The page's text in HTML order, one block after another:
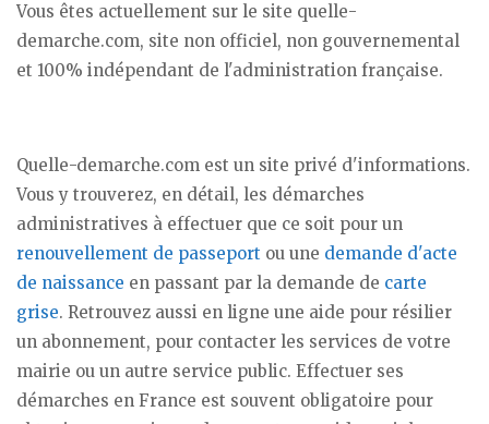
Vous êtes actuellement sur le site quelle-
demarche.com, site non officiel, non gouvernemental
et 100% indépendant de l'administration française.
Quelle-demarche.com est un site privé d'informations.
Vous y trouverez, en détail, les démarches
administratives à effectuer que ce soit pour un
renouvellement de passeport ou une demande d'acte
de naissance en passant par la demande de carte
grise. Retrouvez aussi en ligne une aide pour résilier
un abonnement, pour contacter les services de votre
mairie ou un autre service public. Effectuer ses
démarches en France est souvent obligatoire pour